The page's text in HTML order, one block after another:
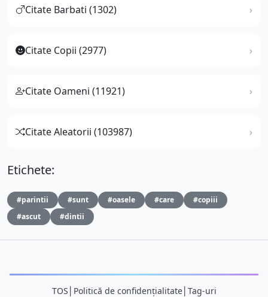
Citate Barbati (1302)
Citate Copii (2977)
Citate Oameni (11921)
Citate Aleatorii (103987)
Etichete:
#parintii #sunt #oasele #care
#copiii
#ascut
#dintii
TOS Politică de confidențialitate│ Tag-uri